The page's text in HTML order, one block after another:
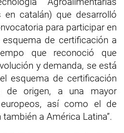
en catalán) que desarrolló
para participar en
de certificación a
que reconoció que
y demanda, se está
esquema de certificación
de origen, a una mayor
así como el de
a América Latina”.